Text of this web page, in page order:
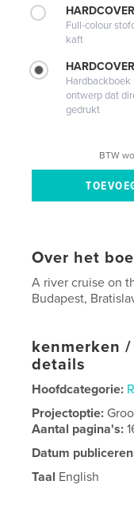
Full-colour
kaft
ontwerp dat
gedrukt
BTW
Over het
A river cruise on
Budapest,
kenmerken
details
Hoofdcategorie:
Projectoptie:
Aantal pagina's:
Datum
Taal English